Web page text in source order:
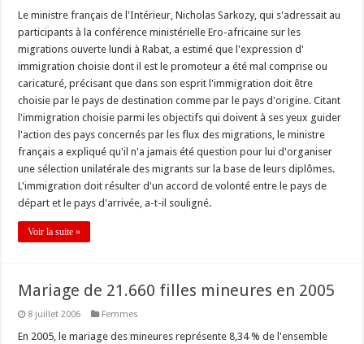
Le ministre français de l'Intérieur, Nicholas Sarkozy, qui s'adressait au
participants à la conférence ministérielle Ero-africaine sur les
migrations ouverte lundi à Rabat, a estimé que l'expression d'
immigration choisie dont il est le promoteur a été mal comprise ou
caricaturé, précisant que dans son esprit l'immigration doit être
choisie par le pays de destination comme par le pays d'origine. Citant
l'immigration choisie parmi les objectifs qui doivent à ses yeux guider
l'action des pays concernés par les flux des migrations, le ministre
français a expliqué qu'il n'a jamais été question pour lui d'organiser
une sélection unilatérale des migrants sur la base de leurs diplômes.
L'immigration doit résulter d'un accord de volonté entre le pays de
départ et le pays d'arrivée, a-t-il souligné.
Voir la suite »
Mariage de 21.660 filles mineures en 2005
8 juillet 2006 Femmes
En 2005, le mariage des mineures représente 8,34 % de l'ensemble